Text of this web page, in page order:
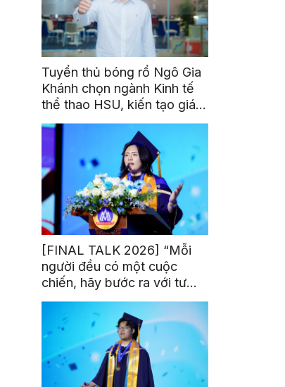
Tuyển thủ bóng rổ Ngô Gia
Khánh chọn ngành Kinh tế
thể thao HSU, kiến tạo giá
trị từ đam mê thể thao
[FINAL TALK 2026] “Mỗi
người đều có một cuộc
chiến, hãy bước ra với tư
thế của người chiến thắng”